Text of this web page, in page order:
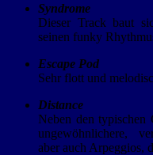
Syndrome
Dieser Track baut
seinen funky
Escape Pod
Sehr flott und
Distance
Neben den typischen
ungewöhnlichere,
aber auch Arpeggios,